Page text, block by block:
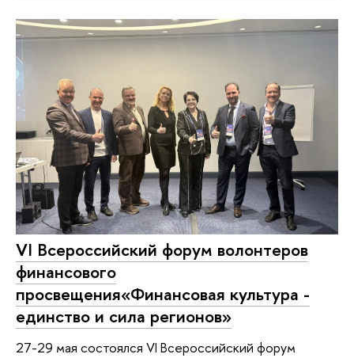
VI Всероссийский форум волонтеров
финансового
просвещения«Финансовая культура -
единство и сила регионов»
27-29 мая состоялся VI Всероссийский форум